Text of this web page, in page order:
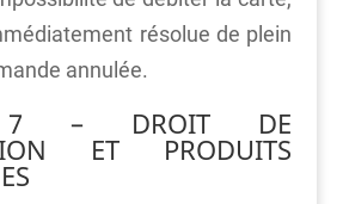
résolue de plein
annulée.
7 – DROIT DE
ET PRODUITS